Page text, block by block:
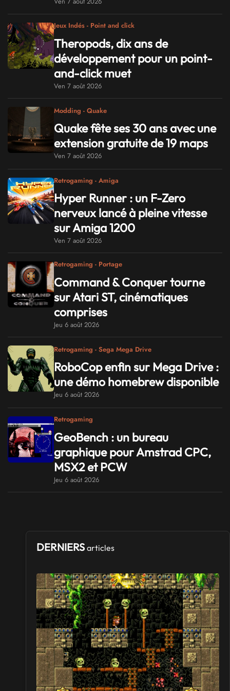
Jeux Indés - Point and click
Theropods, dix ans de
développement pour un point-
and-click muet
Ven 7 août 2026
Modding - Quake
Quake fête ses 30 ans avec une
extension gratuite de 19 maps
Ven 7 août 2026
Retrogaming - Amiga
Hyper Runner : un F-Zero
nerveux lancé à pleine vitesse
sur Amiga 1200
Ven 7 août 2026
Retrogaming - Portage
Command & Conquer tourne
sur Atari ST, cinématiques
comprises
Jeu 6 août 2026
Retrogaming - Sega Mega Drive
RoboCop enfin sur Mega Drive :
une démo homebrew disponible
Jeu 6 août 2026
Retrogaming
GeoBench : un bureau
graphique pour Amstrad CPC,
MSX2 et PCW
Jeu 6 août 2026
DERNIERS articles